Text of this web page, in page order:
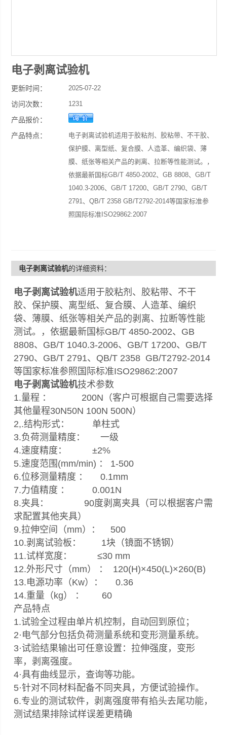
电子剥离试验机
更新时间： 2025-07-22
访问次数： 1231
产品报价：
产品特点：
电子剥离试验机适用于胶粘剂、胶粘带、不干胶、
保护膜、离型纸、复合膜、人造革、编织袋、薄
膜、纸张等相关产品的剥离、拉断等性能测试。，
依据最新国标GB/T 4850-2002、GB 8808、GB/T
1040.3-2006、GB/T 17200、GB/T 2790、GB/T
2791、QB/T 2358 GB/T2792-2014等国家标准参
照国际标准ISO29862:2007
电子剥离试验机的详细资料：
电子剥离试验机适用于胶粘剂、胶粘带、不干
胶、保护膜、离型纸、复合膜、人造革、编织
袋、薄膜、纸张等相关产品的剥离、拉断等性能
测试。，依据最新国标GB/T 4850-2002、GB
8808、GB/T 1040.3-2006、GB/T 17200、GB/T
2790、GB/T 2791、QB/T 2358 GB/T2792-2014
等国家标准参照国际标准ISO29862:2007
电子剥离试验机技术参数
1.量程 ： 200N（客户可根据自己需要选择
其他量程30N50N 100N 500N）
2,.结构形式： 单柱式
3.负荷测量精度： 一级
4.速度精度： ±2%
5.速度范围(mm/min) ： 1-500
6.位移测量精度 ： 0.1mm
7.力值精度 ： 0.001N
8.夹具： 90度剥离夹具（可以根据客户需
求配置其他夹具）
9.拉伸空间（mm）： 500
10.剥离试验板： 1块（镜面不锈钢）
11.试样宽度： ≤30 mm
12.外形尺寸（mm） ： 120(H)×450(L)×260(B)
13.电源功率（Kw）： 0.36
14.重量（kg） ： 60
产品特点
1.试验全过程由单片机控制，自动回到原位；
2·电气部分包括负荷测量系统和变形测量系统。
3·试验结果输出可任意设置：拉伸强度，变形
率，剥离强度。
4·具有曲线显示，查询等功能。
5·针对不同材料配备不同夹具，方便试验操作。
6.专业的测试软件，剥离强度带有掐头去尾功能，
测试结果排除试样误差更精确